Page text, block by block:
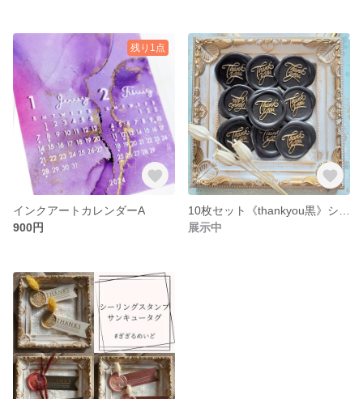
残り1点
インクアートカレンダーA
900円
展示中